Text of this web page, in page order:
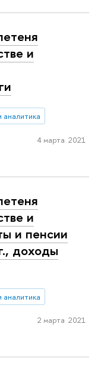
и
аналитика
4 марта 2021
и
и пенсии
доходы
аналитика
2 марта 2021